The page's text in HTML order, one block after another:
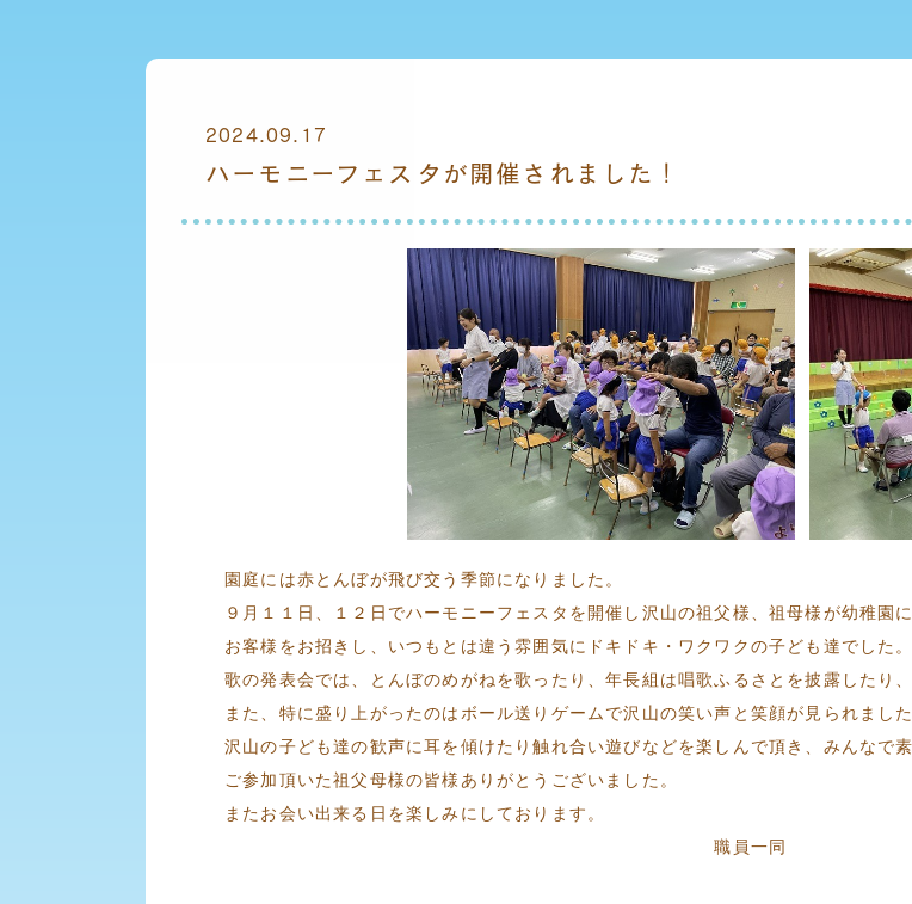
2024.09.17
ハーモニーフェスタが開催されました！
園庭には赤とんぼが飛び交う季節になりました。
９月１１日、１２日でハーモニーフェスタを開催し沢山の祖父様、祖母様が幼稚園
お客様をお招きし、いつもとは違う雰囲気にドキドキ・ワクワクの子ども達でした。
歌の発表会では、とんぼのめがねを歌ったり、年長組は唱歌ふるさとを披露したり
また、特に盛り上がったのはボール送りゲームで沢山の笑い声と笑顔が見られました
沢山の子ども達の歓声に耳を傾けたり触れ合い遊びなどを楽しんで頂き、みんなで
ご参加頂いた祖父母様の皆様ありがとうございました。
またお会い出来る日を楽しみにしております。
職員一同